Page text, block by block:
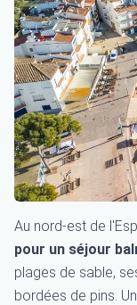
Au nord-est de
pour un séjour
plages de sable,
bordées de pins.